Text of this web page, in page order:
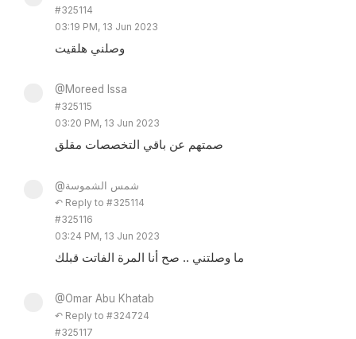
#325114
03:19 PM, 13 Jun 2023
وصلني هلقيت
@Moreed Issa
#325115
03:20 PM, 13 Jun 2023
صمتهم عن باقي التخصصات مقلق
@شمس الشموسة
↶ Reply to #325114
#325116
03:24 PM, 13 Jun 2023
ما وصلتني .. صح أنا المرة الفاتت قبلك
@Omar Abu Khatab
↶ Reply to #324724
#325117